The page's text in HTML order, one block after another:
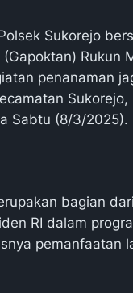
Sukorejo
(Gapoktan) Rukun
penanaman
Sabtu (8/3/2025).
bagian
RI dalam
pemanfaatan